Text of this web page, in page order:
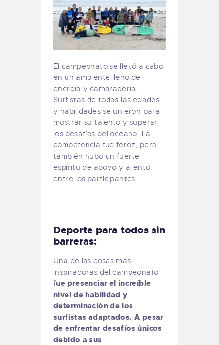
El campeonato se llevó a cabo
en un ambiente lleno de
energía y camaradería.
Surfistas de todas las edades
y habilidades se unieron para
mostrar su talento y superar
los desafíos del océano. La
competencia fue feroz, pero
también hubo un fuerte
espíritu de apoyo y aliento
entre los participantes.
Deporte para todos sin
barreras:
Una de las cosas más
inspiradoras del campeonato
fue presenciar el increíble
nivel de habilidad y
determinación de los
surfistas adaptados. A pesar
de enfrentar desafíos únicos
debido a sus